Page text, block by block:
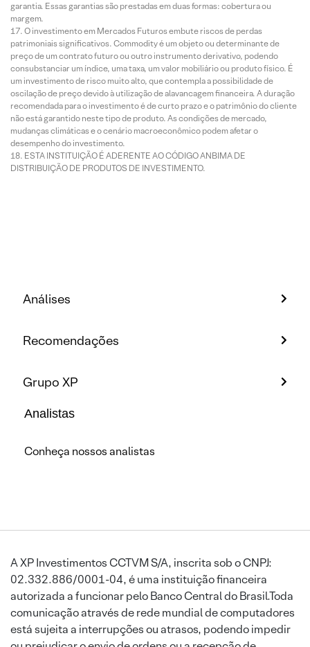
garantia. Essas garantias são prestadas em duas formas: cobertura ou
margem.
O investimento em Mercados Futuros embute riscos de perdas
patrimoniais significativos. Commodity é um objeto ou determinante de
preço de um contrato futuro ou outro instrumento derivativo, podendo
consubstanciar um índice, uma taxa, um valor mobiliário ou produto físico. É
um investimento de risco muito alto, que contempla a possibilidade de
oscilação de preço devido à utilização de alavancagem financeira. A duração
recomendada para o investimento é de curto prazo e o patrimônio do cliente
não está garantido neste tipo de produto. As condições de mercado,
mudanças climáticas e o cenário macroeconômico podem afetar o
desempenho do investimento.
ESTA INSTITUIÇÃO É ADERENTE AO CÓDIGO ANBIMA DE
DISTRIBUIÇÃO DE PRODUTOS DE INVESTIMENTO.
Análises
Recomendações
Grupo XP
Analistas
Conheça nossos analistas
A XP Investimentos CCTVM S/A, inscrita sob o CNPJ:
02.332.886/0001-04, é uma instituição financeira
autorizada a funcionar pelo Banco Central do Brasil.Toda
comunicação através de rede mundial de computadores
está sujeita a interrupções ou atrasos, podendo impedir